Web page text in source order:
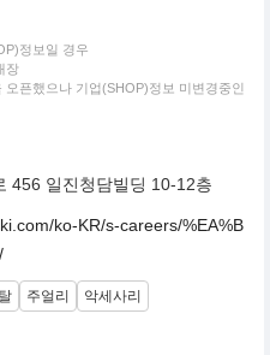
정보일 경우
장
픈했으나 기업(SHOP)정보 미변경중인
456 일진청담빌딩 10-12층
ko-KR/s-careers/%EA%B
주얼리 악세사리